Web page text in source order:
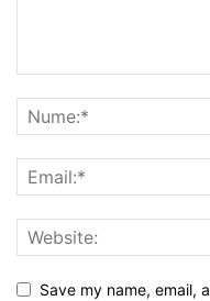
Save my name, email,